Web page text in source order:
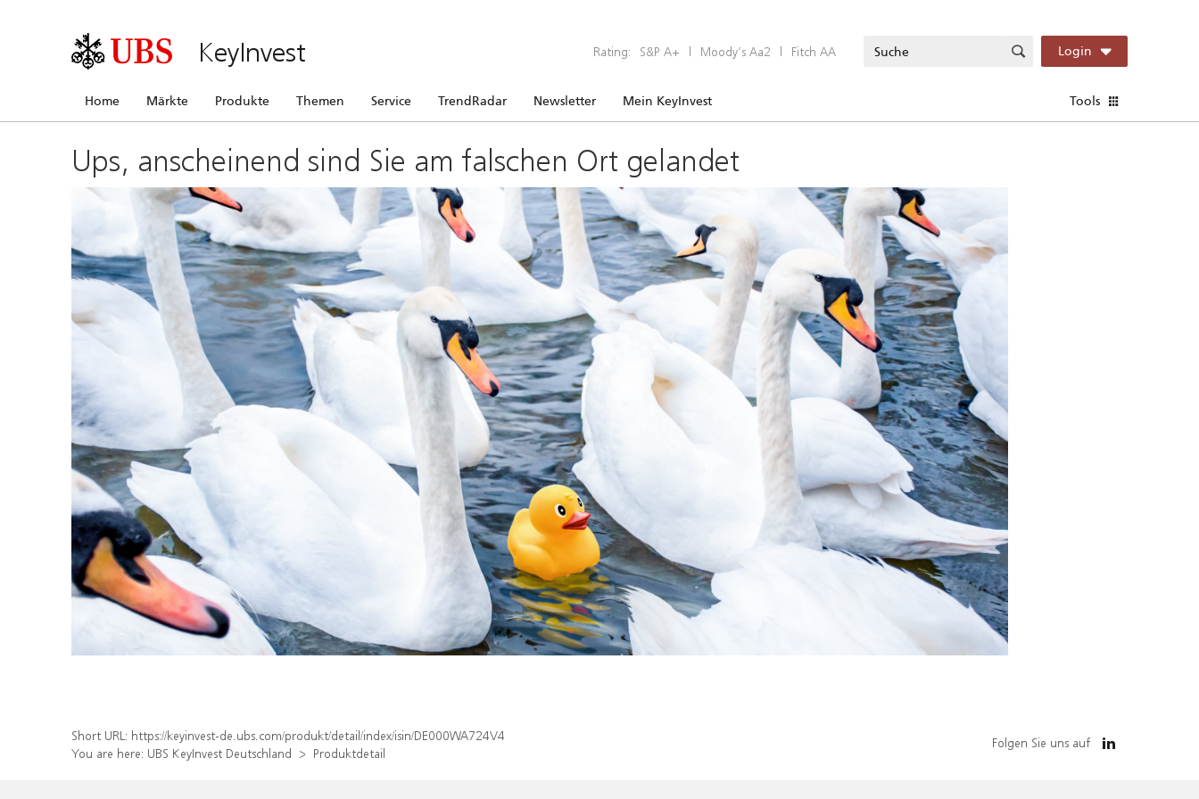
KeyInvest Rating: S&P A+ | Moody’s Aa2 | Fitch AA Login
Home Märkte Produkte Themen Service TrendRadar Newsletter Mein KeyInvest Tools
Ups, anscheinend sind Sie am falschen Ort gelandet
Short URL: https://keyinvest-de.ubs.com/produkt/detail/index/isin/DE000WA724V4
You are here: UBS KeyInvest Deutschland Produktdetail
Folgen Sie uns auf